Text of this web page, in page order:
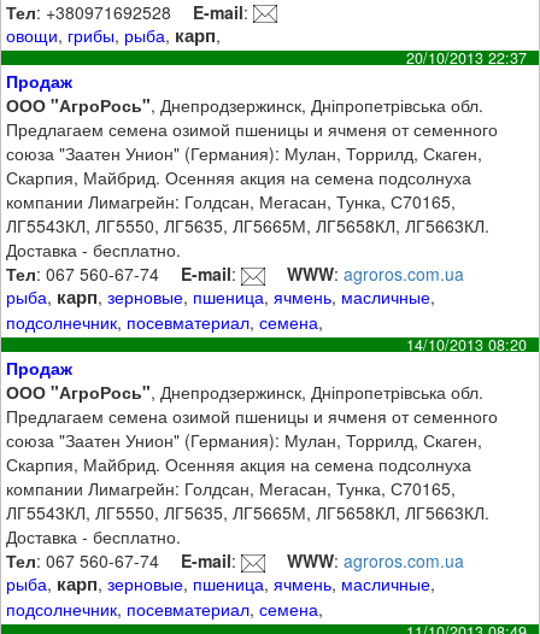
Тел: +380971692528 E-mail:
овощи, грибы, рыба, карп,
20/10/2013 22:37
Продаж
ООО "АгроРось", Днепродзержинск, Дніпропетрівська обл.
Предлагаем семена озимой пшеницы и ячменя от семенного
союза "Заатен Унион" (Германия): Мулан, Торрилд, Скаген,
Скарпия, Майбрид. Осенняя акция на семена подсолнуха
компании Лимагрейн: Голдсан, Мегасан, Тунка, С70165,
ЛГ5543КЛ, ЛГ5550, ЛГ5635, ЛГ5665М, ЛГ5658КЛ, ЛГ5663КЛ.
Доставка - бесплатно.
Тел: 067 560-67-74 E-mail: WWW:agroros.com.ua
рыба, карп,зерновые, пшеница,ячмень, масличные,
подсолнечник, посевматериал,семена,
14/10/2013 08:20
Продаж
ООО "АгроРось", Днепродзержинск, Дніпропетрівська обл.
Предлагаем семена озимой пшеницы и ячменя от семенного
союза "Заатен Унион" (Германия): Мулан, Торрилд, Скаген,
Скарпия, Майбрид. Осенняя акция на семена подсолнуха
компании Лимагрейн: Голдсан, Мегасан, Тунка, С70165,
ЛГ5543КЛ, ЛГ5550, ЛГ5635, ЛГ5665М, ЛГ5658КЛ, ЛГ5663КЛ.
Доставка - бесплатно.
Тел: 067 560-67-74 E-mail: WWW:agroros.com.ua
рыба, карп,зерновые, пшеница,ячмень, масличные,
подсолнечник, посевматериал,семена,